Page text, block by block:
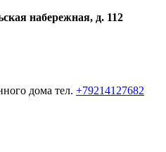
набережная, д. 112
дома тел. +79214127682